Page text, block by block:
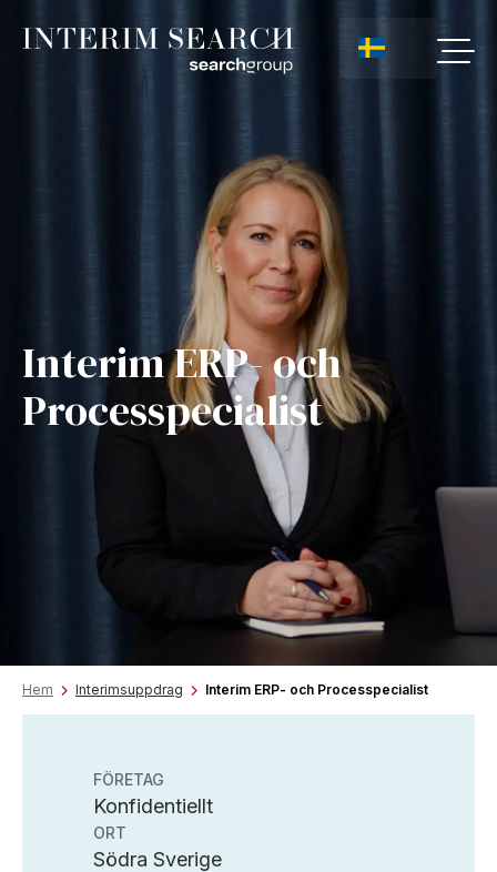
Interim ERP- och
Processpecialist
Hem Interimsuppdrag Interim ERP- och Processpecialist
FÖRETAG
Konfidentiellt
ORT
Södra Sverige